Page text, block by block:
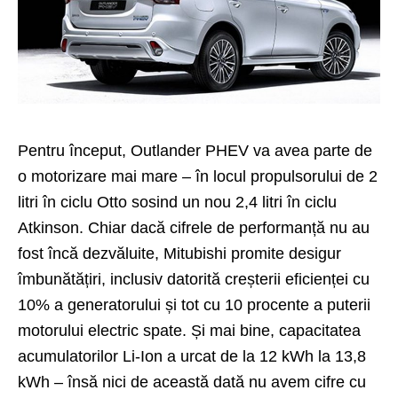
Pentru început, Outlander PHEV va avea parte de
o motorizare mai mare – în locul propulsorului de 2
litri în ciclu Otto sosind un nou 2,4 litri în ciclu
Atkinson. Chiar dacă cifrele de performanță nu au
fost încă dezvăluite, Mitubishi promite desigur
îmbunătățiri, inclusiv datorită creșterii eficienței cu
10% a generatorului și tot cu 10 procente a puterii
motorului electric spate. Și mai bine, capacitatea
acumulatorilor Li-Ion a urcat de la 12 kWh la 13,8
kWh – însă nici de această dată nu avem cifre cu